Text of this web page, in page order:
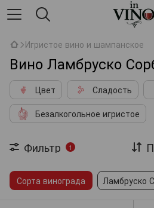
Игристое вино и шампанское
Вино Ламбруско
Цвет Сладость
Безалкогольное игристое
Фильтр 1
Сорта винограда Ламбруско